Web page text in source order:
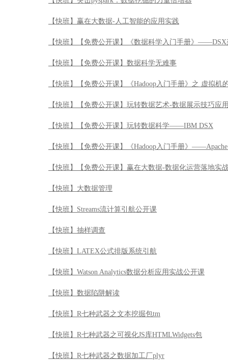
【快班】赢在大数据-人工智能的应用实践
【快班】【免费公开课】《数据科学入门手册》
【快班】【免费公开课】数据科学无难事
【快班】【免费公开课】《Hadoop入门手册》之 虚拟机
【快班】【免费公开课】玩转数据艺术-数据展示技巧应
【快班】【免费公开课】玩转数据科学——IBM DSX
【快班】【免费公开课】《Hadoop入门手册》
【快班】【免费公开课】赢在大数据-数据化运营落地实
【快班】大数据管理
【快班】Streams流计算引航公开课
【快班】抽样调查
【快班】LATEX公式排版系统引航
【快班】Watson Analytics数据分析应用实战公开课
【快班】数据陷阱解读
【快班】R七种武器之文本挖掘包tm
【快班】R七种武器之可视化JS库HTMLWidgets包
【快班】R七种武器之数据加工厂plyr